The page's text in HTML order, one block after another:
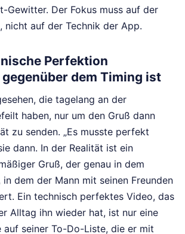
Gewitter. Der Fokus muss auf der
nicht auf der Technik der App.
Perfektion
dem Timing ist
die tagelang an der
haben, nur um den Gruß dann
zu senden. „Es musste perfekt
dann. In der Realität ist ein
Gruß, der genau in dem
dem der Mann mit seinen Freunden
Ein technisch perfektes Video, das
Alltag ihn wieder hat, ist nur eine
auf seiner To-Do-Liste, die er mit